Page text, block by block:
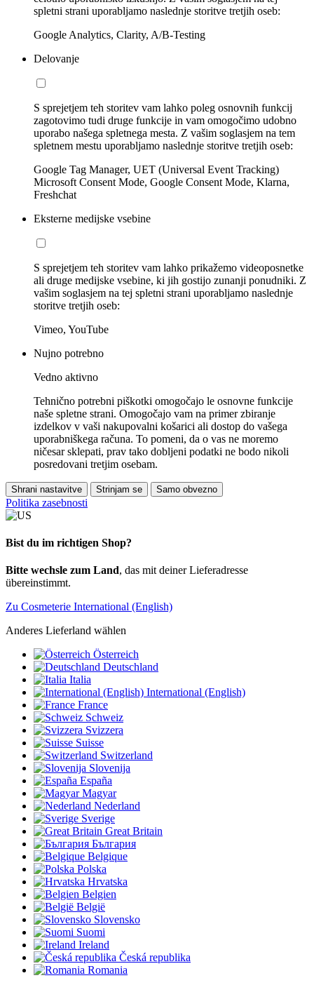
spletni strani uporabljamo naslednje storitve tretjih oseb:
Google Analytics, Clarity, A/B-Testing
Delovanje
S sprejetjem teh storitev vam lahko poleg osnovnih funkcij
zagotovimo tudi druge funkcije in vam omogočimo udobno
uporabo našega spletnega mesta. Z vašim soglasjem na tem
spletnem mestu uporabljamo naslednje storitve tretjih oseb:
Google Tag Manager, UET (Universal Event Tracking)
Microsoft Consent Mode, Google Consent Mode, Klarna,
Freshchat
Eksterne medijske vsebine
S sprejetjem teh storitev vam lahko prikažemo videoposnetke
ali druge medijske vsebine, ki jih gostijo zunanji ponudniki. Z
vašim soglasjem na tej spletni strani uporabljamo naslednje
storitve tretjih oseb:
Vimeo, YouTube
Nujno potrebno
Vedno aktivno
Tehnično potrebni piškotki omogočajo le osnovne funkcije
naše spletne strani. Omogočajo vam na primer zbiranje
izdelkov v vaši nakupovalni košarici ali dostop do vašega
uporabniškega računa. To pomeni, da o vas ne moremo
ničesar sklepati, prav tako dobljeni podatki ne bodo nikoli
posredovani tretjim osebam.
Shrani nastavitve Strinjam se Samo obvezno
Politika zasebnosti
Bist du im richtigen Shop?
Bitte wechsle zum Land, das mit deiner Lieferadresse
übereinstimmt.
Zu Cosmeterie International (English)
Anderes Lieferland wählen
Österreich
Deutschland
Italia
International (English)
France
Schweiz
Svizzera
Suisse
Switzerland
Slovenija
España
Magyar
Nederland
Sverige
Great Britain
България
Belgique
Polska
Hrvatska
Belgien
België
Slovensko
Suomi
Ireland
Česká republika
Romania